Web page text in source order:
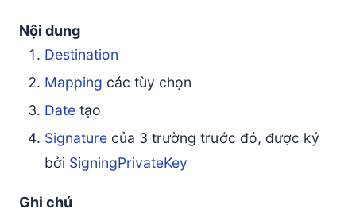
Nội dung
Destination
Mapping các tùy chọn
Date tạo
Signature của 3 trường trước đó, được ký
bởi SigningPrivateKey
Ghi chú